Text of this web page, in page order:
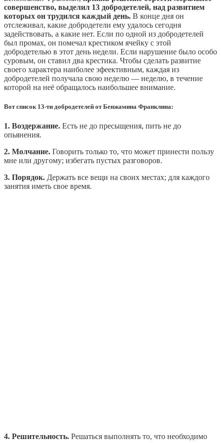
совершенство, выделил 13 добродетелей, над развитием
которых он трудился каждый день. В конце дня он
отслеживал, какие добродетели ему удалось сегодня
задействовать, а какие нет. Если по одной из добродетелей
был промах, он помечал крестиком ячейку с этой
добродетелью в этот день недели. Если нарушение было особо
суровым, он ставил два крестика. Чтобы сделать развитие
своего характера наиболее эфеективным, каждая из
добродетелей получала свою неделю — неделю, в течение
которой на неё обращалось наибольшее внимание.
Вот список 13-ти добродетелей от Бенжамина Франклина:
1. Воздержание. Есть не до пресыщения, пить не до
опьянения.
2. Молчание. Говорить только то, что может принести пользу
мне или другому; избегать пустых разговоров.
3. Порядок. Держать все вещи на своих местах; для каждого
занятия иметь свое время.
4. Решительность. Решаться выполнять то, что необходимо